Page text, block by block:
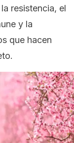
resistencia, el
y la
que hacen